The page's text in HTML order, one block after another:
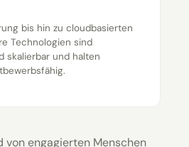
bis hin zu cloudbasierten
Technologien sind
skalierbar und halten
von engagierten Menschen